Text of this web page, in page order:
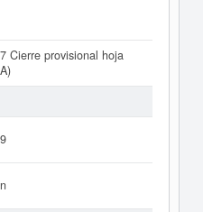
Cierre provisional hoja